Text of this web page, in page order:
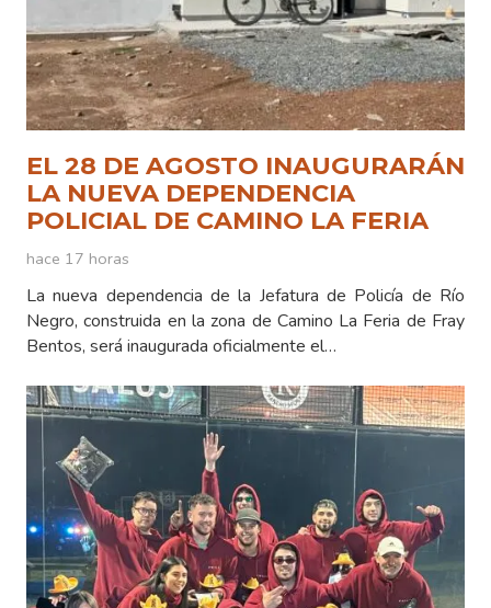
EL 28 DE AGOSTO INAUGURARÁN
LA NUEVA DEPENDENCIA
POLICIAL DE CAMINO LA FERIA
hace 17 horas
La nueva dependencia de la Jefatura de Policía de Río
Negro, construida en la zona de Camino La Feria de Fray
Bentos, será inaugurada oficialmente el…